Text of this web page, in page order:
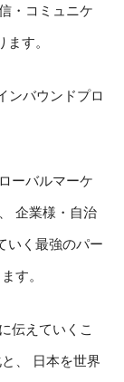
・コミュニケ
す。
ンバウンドプロ
ーバルマーケ
企業様・自治
いく最強のパー
す。
伝えていくこ
、 日本を世界